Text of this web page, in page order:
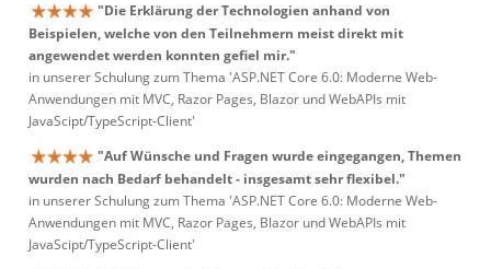
"Die Erklärung der Technologien anhand von
Beispielen, welche von den Teilnehmern meist direkt mit
angewendet werden konnten gefiel mir."
in unserer Schulung zum Thema 'ASP.NET Core 6.0: Moderne Web-
Anwendungen mit MVC, Razor Pages, Blazor und WebAPIs mit
JavaScipt/TypeScript-Client'
"Auf Wünsche und Fragen wurde eingegangen, Themen
wurden nach Bedarf behandelt - insgesamt sehr flexibel."
in unserer Schulung zum Thema 'ASP.NET Core 6.0: Moderne Web-
Anwendungen mit MVC, Razor Pages, Blazor und WebAPIs mit
JavaScipt/TypeScript-Client'